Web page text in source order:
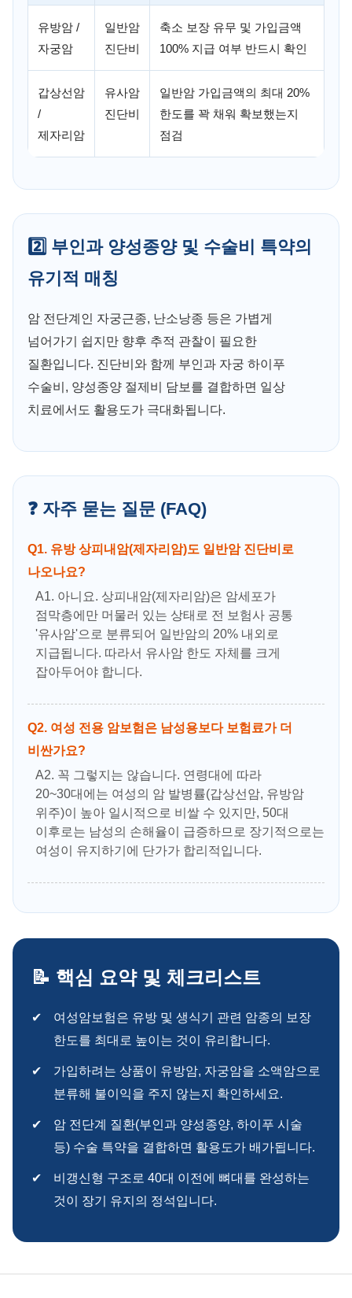
유방암 /
자궁암
일반암
진단비
축소 보장 유무 및 가입금액
100% 지급 여부 반드시 확인
갑상선암
/
제자리암
유사암
진단비
일반암 가입금액의 최대 20%
한도를 꽉 채워 확보했는지
점검
2️⃣ 부인과 양성종양 및 수술비 특약의
유기적 매칭
암 전단계인 자궁근종, 난소낭종 등은 가볍게
넘어가기 쉽지만 향후 추적 관찰이 필요한
질환입니다. 진단비와 함께 부인과 자궁 하이푸
수술비, 양성종양 절제비 담보를 결합하면 일상
치료에서도 활용도가 극대화됩니다.
❓ 자주 묻는 질문 (FAQ)
Q1. 유방 상피내암(제자리암)도 일반암 진단비로
나오나요?
A1. 아니요. 상피내암(제자리암)은 암세포가
점막층에만 머물러 있는 상태로 전 보험사 공통
'유사암'으로 분류되어 일반암의 20% 내외로
지급됩니다. 따라서 유사암 한도 자체를 크게
잡아두어야 합니다.
Q2. 여성 전용 암보험은 남성용보다 보험료가 더
비싼가요?
A2. 꼭 그렇지는 않습니다. 연령대에 따라
20~30대에는 여성의 암 발병률(갑상선암, 유방암
위주)이 높아 일시적으로 비쌀 수 있지만, 50대
이후로는 남성의 손해율이 급증하므로 장기적으로는
여성이 유지하기에 단가가 합리적입니다.
📝 핵심 요약 및 체크리스트
여성암보험은 유방 및 생식기 관련 암종의 보장
한도를 최대로 높이는 것이 유리합니다.
가입하려는 상품이 유방암, 자궁암을 소액암으로
분류해 불이익을 주지 않는지 확인하세요.
암 전단계 질환(부인과 양성종양, 하이푸 시술
등) 수술 특약을 결합하면 활용도가 배가됩니다.
비갱신형 구조로 40대 이전에 뼈대를 완성하는
것이 장기 유지의 정석입니다.